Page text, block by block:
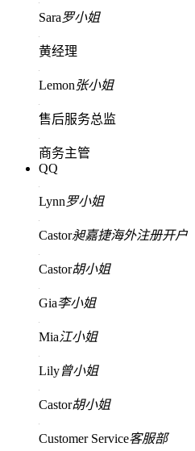
Sara罗小姐
黄经理
Lemon张小姐
售后服务总监
商务主管
QQ
Lynn罗小姐
Castor昶嘉捷海外注册开户
Castor胡小姐
Gia李小姐
Mia江小姐
Lily曾小姐
Castor胡小姐
Customer Service客服部